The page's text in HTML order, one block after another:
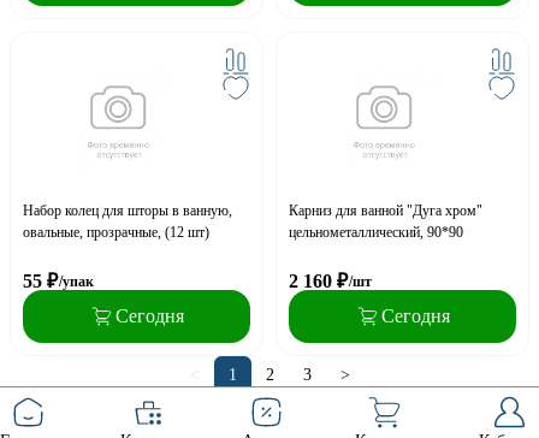
Набор колец для шторы в ванную,
овальные, прозрачные, (12 шт)
55 ₽/упак
Сегодня
Карниз для ванной "Дуга хром"
цельнометаллический, 90*90
2 160 ₽/шт
Сегодня
< 1 2 3 >